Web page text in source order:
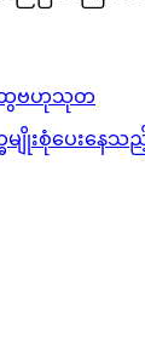
ဗဟုသုတ
ျိုးစုံပေးနေသ